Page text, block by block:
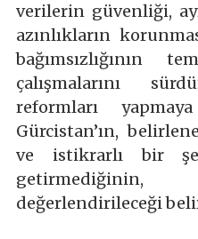
verilerin güvenliği,
azınlıkların
bağımsızlığının
çalışmalarını
reformları
Gürcistan’ın,
ve istikrarlı bir
değerlendirileceği